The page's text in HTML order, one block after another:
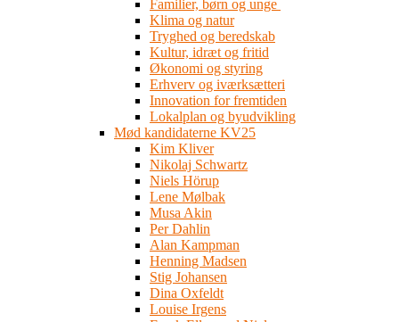
Familier, børn og unge
Klima og natur
Tryghed og beredskab
Kultur, idræt og fritid
Økonomi og styring
Erhverv og iværksætteri
Innovation for fremtiden
Lokalplan og byudvikling
Mød kandidaterne KV25
Kim Kliver
Nikolaj Schwartz
Niels Hörup
Lene Mølbak
Musa Akin
Per Dahlin
Alan Kampman
Henning Madsen
Stig Johansen
Dina Oxfeldt
Louise Irgens